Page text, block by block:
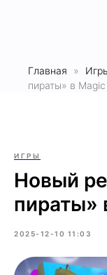
Главная
пираты» в
ИГРЫ
Новый
пираты»
2025-12-10 11:03